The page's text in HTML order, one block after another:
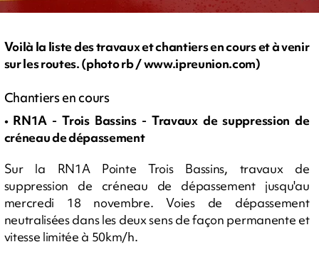
Voilà la liste des travaux et chantiers en cours et à venir
sur les routes. (photo rb / www.ipreunion.com)
Chantiers en cours
• RN1A - Trois Bassins - Travaux de suppression de
créneau de dépassement
Sur la RN1A Pointe Trois Bassins, travaux de
suppression de créneau de dépassement jusqu'au
mercredi 18 novembre. Voies de dépassement
neutralisées dans les deux sens de façon permanente et
vitesse limitée à 50km/h.